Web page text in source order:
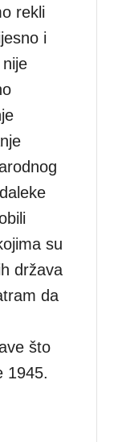
rekli
i
su
država
da
što
1945.